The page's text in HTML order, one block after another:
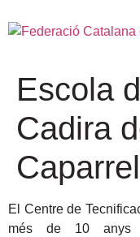
Escola
Cadira
El Centre de
més de 10 anys